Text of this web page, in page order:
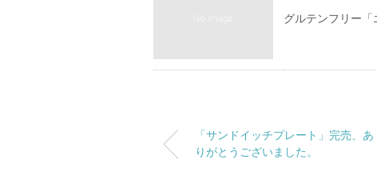
グルテンフリー「
「サンドイッチプレート」完売、あ
りがとうございました。